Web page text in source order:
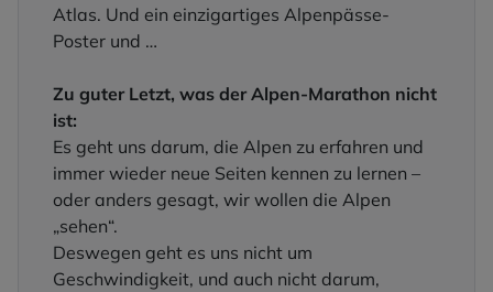
Atlas. Und ein einzigartiges Alpenpässe-
Poster und …
Zu guter Letzt, was der Alpen-Marathon nicht
ist:
Es geht uns darum, die Alpen zu erfahren und
immer wieder neue Seiten kennen zu lernen –
oder anders gesagt, wir wollen die Alpen
„sehen“.
Deswegen geht es uns nicht um
Geschwindigkeit, und auch nicht darum,